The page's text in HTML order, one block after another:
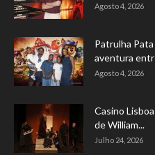
Agosto 4, 2026
Patrulha
aventura
Agosto 4, 2026
Casino
de William...
Julho 24, 2026